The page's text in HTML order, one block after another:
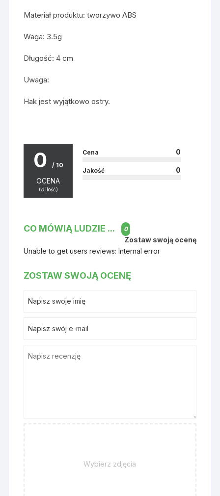
Materiał produktu: tworzywo ABS
Waga: 3.5g
Długość: 4 cm
Uwaga:
Hak jest wyjątkowo ostry.
0 / 10
OCENA
(0ilość)
Cena 0
Jakość 0
CO MÓWIĄ LUDZIE ... 0
Zostaw swoją ocenę
Unable to get users reviews: Internal error
ZOSTAW SWOJĄ OCENĘ
Wybierz zdjęcia